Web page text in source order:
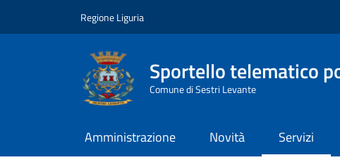
Regione Liguria
Sportello telematico
Comune di Sestri Levante
Amministrazione Novità Servizi